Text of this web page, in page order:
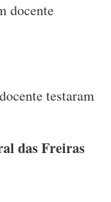
docente
testaram
das Freiras